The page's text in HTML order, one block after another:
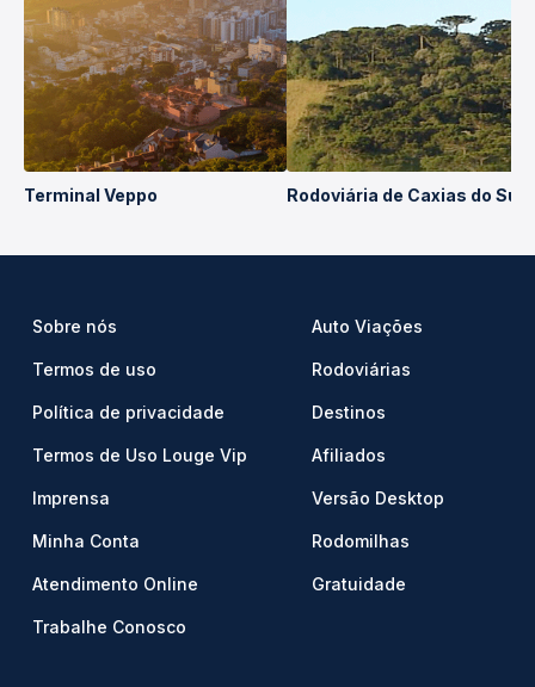
Terminal Veppo Rodoviária de Caxias do Sul
Sobre nós
Termos de uso
Política de privacidade
Termos de Uso Louge Vip
Imprensa
Minha Conta
Atendimento Online
Trabalhe Conosco
Auto Viações
Rodoviárias
Destinos
Afiliados
Versão Desktop
Rodomilhas
Gratuidade